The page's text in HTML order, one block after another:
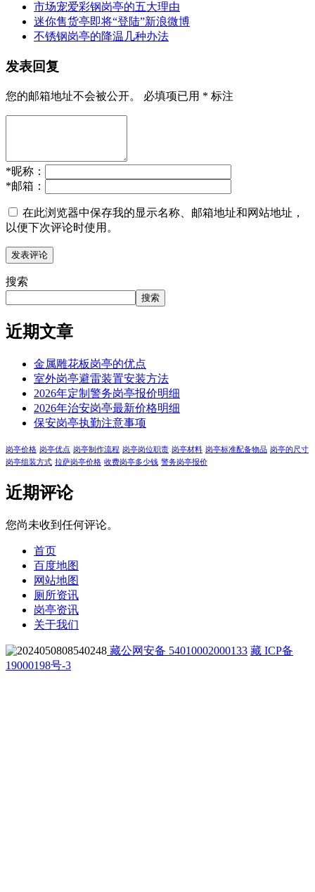
市场宠爱彩钢岗亭的五大理由
迷你售货亭即将“登陆”新浪微博
不锈钢岗亭的降温几种办法
发表回复
您的邮箱地址不会被公开。 必填项已用 * 标注
*昵称：
*邮箱：
在此浏览器中保存我的显示名称、邮箱地址和网站地址，
以便下次评论时使用。
搜索
搜索
近期文章
金属雕花板岗亭的优点
室外岗亭避雷装置安装方法
2026年定制警务岗亭报价明细
2026年治安岗亭最新价格明细
保安岗亭执勤注意事项
岗亭价格 岗亭优点 岗亭制作流程 岗亭岗位职责 岗亭材料 岗亭标准配备物品 岗亭的尺寸
岗亭组装方式 拉萨岗亭价格 收费岗亭多少钱 警务岗亭报价
近期评论
您尚未收到任何评论。
首页
百度地图
网站地图
厕所资讯
岗亭资讯
关于我们
藏公网安备 54010002000133 藏 ICP备
19000198号-3